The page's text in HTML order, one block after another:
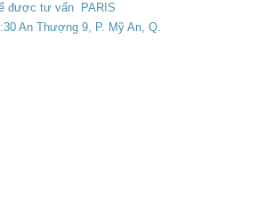
được tư vấn PARIS
An Thượng 9, P. Mỹ An, Q.